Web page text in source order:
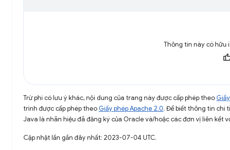
Thông tin này có hữu
Trừ phi có lưu ý khác, nội dung của trang này được cấp phép theo
trình được cấp phép theo Giấy phép Apache 2.0. Để biết thông tin chi
Java là nhãn hiệu đã đăng ký của Oracle và/hoặc các đơn vị liên kết
Cập nhật lần gần đây nhất: 2023-07-04 UTC.